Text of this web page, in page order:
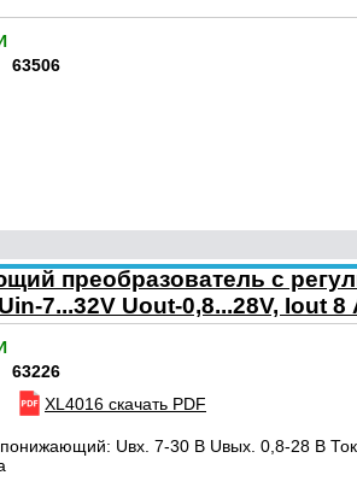
63506
преобразователь с
7...32V Uout-0,8...28V, Iout 8
63226
XL4016 скачать PDF
Uвх. 7-30 В Uвых. 0,8-28 В